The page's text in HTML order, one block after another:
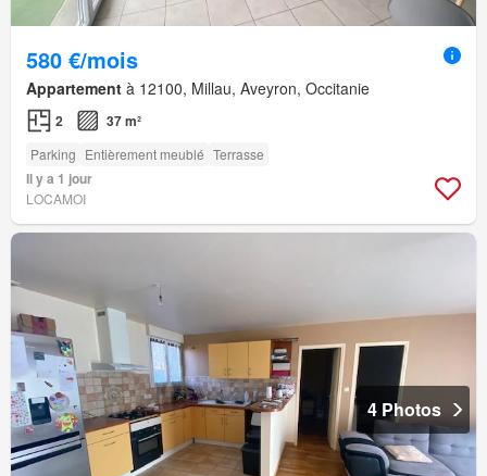
580 €/mois
Appartement à 12100, Millau, Aveyron, Occitanie
2 37 m²
Parking Entièrement meublé Terrasse
Il y a 1 jour
LOCAMOI
4 Photos